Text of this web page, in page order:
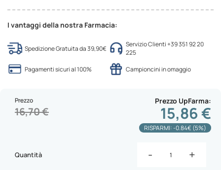
I vantaggi della nostra Farmacia:
Spedizione Gratuita da 39,90€
Servizio Clienti +39 351 92 20
225
Pagamenti sicuri al 100%
Campioncini in omaggio
Prezzo UpFarma
15,86 €
Prezzo
16,70 €
RISPARMI: -0.84€ (5%)
Quantità - +